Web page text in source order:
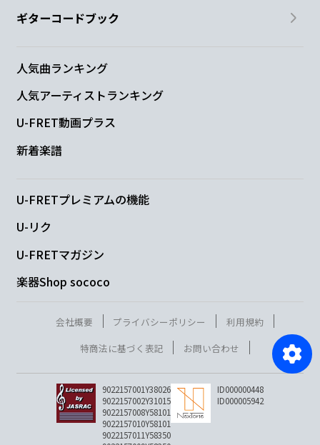
ギターコードブック
人気曲ランキング
人気アーティストランキング
U-FRET動画プラス
新着楽譜
U-FRETプレミアムの機能
U-リク
U-FRETマガジン
楽器Shop sococo
会社概要 プライバシーポリシー
利用規約
特商法に基づく表記
お問い合わせ
9022157001Y38026
9022157002Y31015
9022157008Y58101
9022157010Y58101
9022157011Y58350
ID000000448
ID000005942